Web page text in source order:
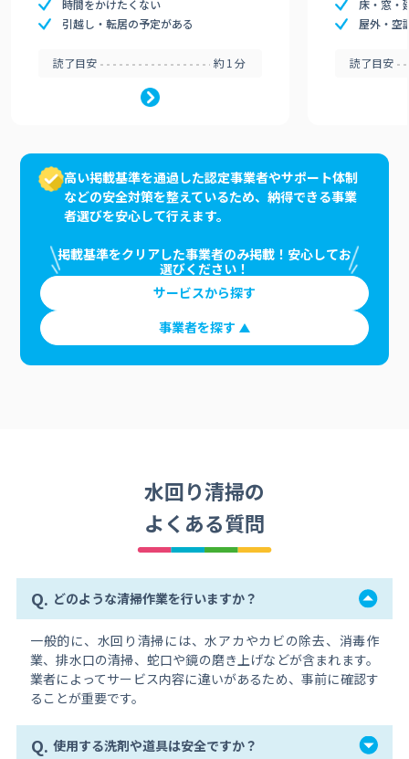
時間をかけたくない
引越し・転居の予定がある
読了目安 約1分
床・窓・
屋外・空
読了目安
高い掲載基準を通過した認定事業者やサポート体制
などの安全対策を整えているため、納得できる事業
者選びを安心して行えます。
掲載基準をクリアした事業者のみ掲載！安心してお
選びください！
サービスから探す
事業者を探す
水回り清掃の
よくある質問
Q. どのような清掃作業を行いますか？
一般的に、水回り清掃には、水アカやカビの除去、消毒作
業、排水口の清掃、蛇口や鏡の磨き上げなどが含まれます。
業者によってサービス内容に違いがあるため、事前に確認す
ることが重要です。
Q. 使用する洗剤や道具は安全ですか？